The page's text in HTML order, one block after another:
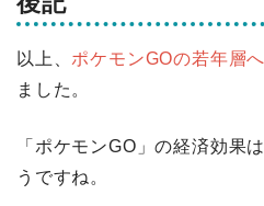
以上、 ポケモンGOの若年層
ました。
「ポケモンGO」の経済効果
うですね。